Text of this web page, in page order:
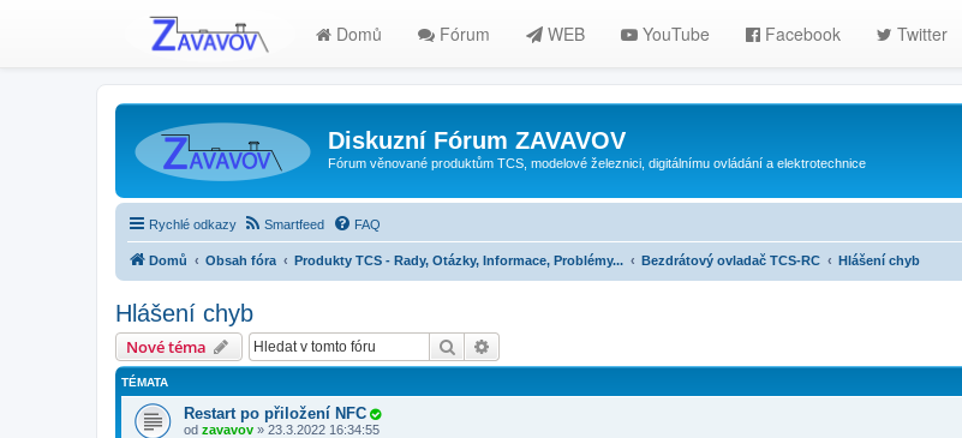
Domů Fórum WEB YouTube Facebook Twitter
Diskuzní Fórum ZAVAVOV
Fórum věnované produktům TCS, modelové železnici, digitálnímu ovládání a elektrotechnice
Rychlé odkazy Smartfeed FAQ
Domů Obsah fóra Produkty TCS - Rady, Otázky, Informace, Problémy... Bezdrátový ovladač TCS-RC Hlášení chyb
Hlášení chyb
Nové téma Hledat
TÉMATA
Restart po přiložení NFC
od zavavov » 23.3.2022 16:34:55